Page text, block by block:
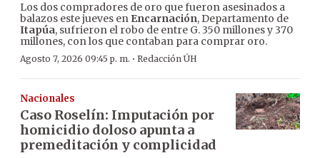
Los dos compradores de oro que fueron asesinados a
balazos este jueves en Encarnación, Departamento de
Itapúa, sufrieron el robo de entre G. 350 millones y 370
millones, con los que contaban para comprar oro.
Agosto 7, 2026 09:45 p. m. · Redacción ÚH
Nacionales
Caso Roselín: Imputación por
homicidio doloso apunta a
premeditación y complicidad